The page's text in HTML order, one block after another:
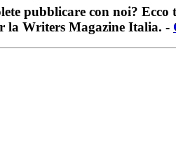
pubblicare con noi? Ecco
la Writers Magazine Italia. -